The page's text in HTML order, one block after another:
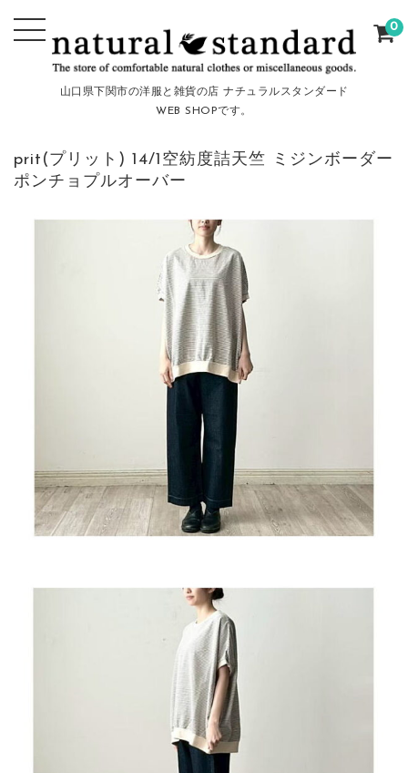
山口県下関市の洋服と雑貨の店 ナチュラルスタンダード
WEB SHOPです。
0
prit(プリット) 14/1空紡度詰天竺 ミジンボーダー
ポンチョプルオーバー